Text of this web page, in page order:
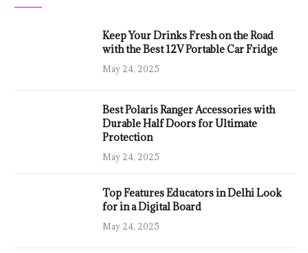
Keep Your Drinks Fresh on the Road
with the Best 12V Portable Car Fridge
May 24, 2025
Best Polaris Ranger Accessories with
Durable Half Doors for Ultimate
Protection
May 24, 2025
Top Features Educators in Delhi Look
for in a Digital Board
May 24, 2025